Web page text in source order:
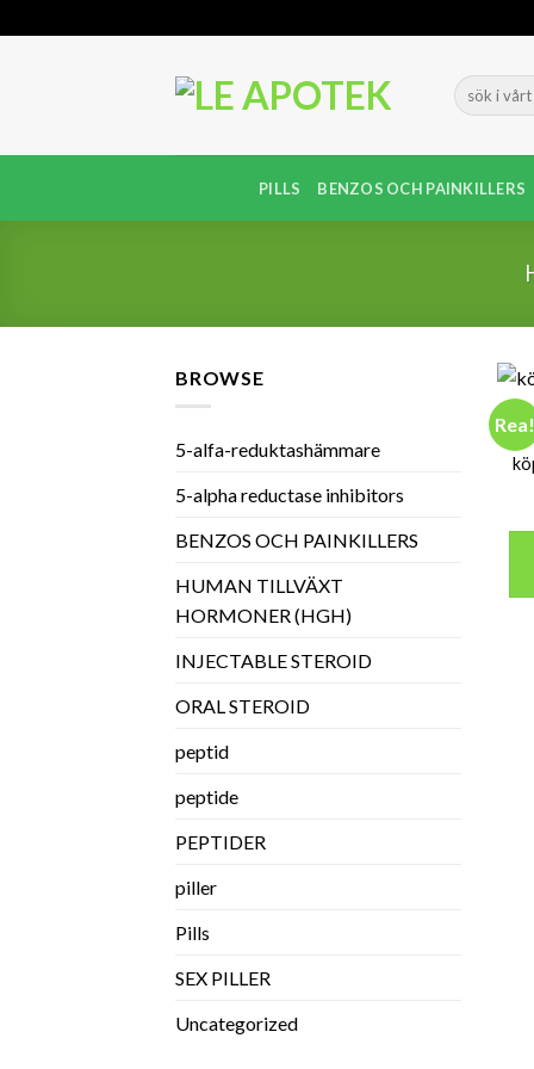
to
PILLS BENZOS OCH PAINKILLERS
BROWSE
5-alfa-reduktashämmare
5-alpha reductase inhibitors
BENZOS OCH PAINKILLERS
HUMAN TILLVÄXT
HORMONER (HGH)
INJECTABLE STEROID
ORAL STEROID
peptid
peptide
PEPTIDER
piller
Pills
SEX PILLER
Uncategorized
Rea!